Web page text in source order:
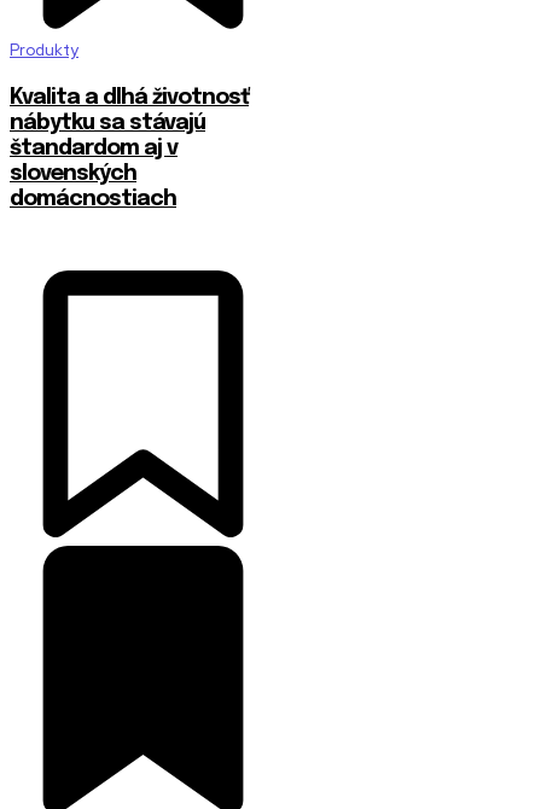
Produkty
​Kvalita a dlhá životnosť
nábytku sa stávajú
štandardom aj v
slovenských
domácnostiach